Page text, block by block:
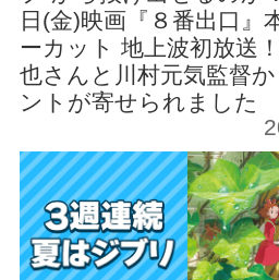
日(金)映画『８番出口』
ーカット 地上波初放送
也さんと川村元気監督か
ントが寄せられました